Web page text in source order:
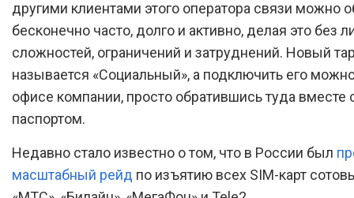
другими клиентами этого оператора связи можно
бесконечно часто, долго и активно, делая это без
сложностей, ограничений и затруднений. Новый
называется «Социальный», а подключить его
офисе компании, просто обратившись туда вместе
паспортом.
Недавно стало известно о том, что в России был
масштабный рейд по изъятию всех SIM-карт